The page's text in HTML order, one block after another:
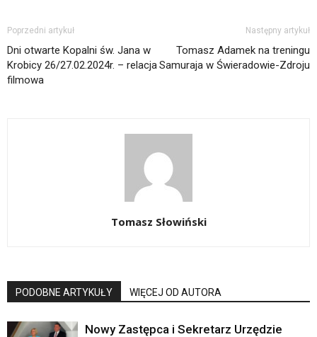
Poprzedni artykuł
Dni otwarte Kopalni św. Jana w
Krobicy 26/27.02.2024r. – relacja
filmowa
Następny artykuł
Tomasz Adamek na treningu
Samuraja w Świeradowie-Zdroju
Tomasz Słowiński
PODOBNE ARTYKUŁY WIĘCEJ OD AUTORA
Nowy Zastępca i Sekretarz Urzędzie